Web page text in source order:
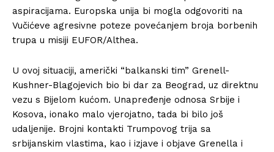
aspiracijama. Europska unija bi mogla odgovoriti na
Vučićeve agresivne poteze povećanjem broja borbenih
trupa u misiji EUFOR/Althea.
U ovoj situaciji, američki “balkanski tim” Grenell-
Kushner-Blagojevich bio bi dar za Beograd, uz direktnu
vezu s Bijelom kućom. Unapređenje odnosa Srbije i
Kosova, ionako malo vjerojatno, tada bi bilo još
udaljenije. Brojni kontakti Trumpovog trija sa
srbijanskim vlastima, kao i izjave i objave Grenella i